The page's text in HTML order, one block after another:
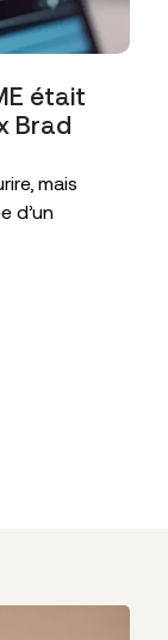
était
Brad
mais
d’un